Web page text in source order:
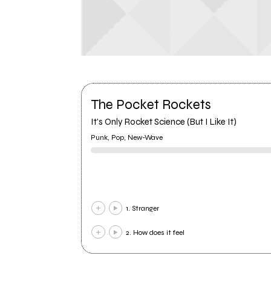
The Pocket Rockets
It's Only Rocket Science (But I Like It)
Punk, Pop, New-Wave
1. Stranger
2. How does it feel